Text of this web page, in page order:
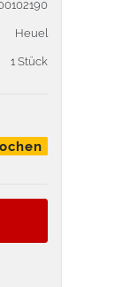
Heuel
1 Stück